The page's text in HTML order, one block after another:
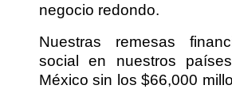
negocio redondo.
Nuestras remesas
social en nuestros
México sin los $66,000